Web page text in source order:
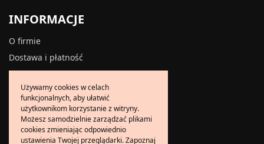
INFORMACJE
O firmie
Dostawa i płatność
Zwroty i reklamacje
Polityka prywatności
Polityka cookies
Regulamin
Używamy cookies w celach
funkcjonalnych, aby ułatwić
użytkownikom korzystanie z witryny.
Możesz samodzielnie zarządzać plikami
cookies zmieniając odpowiednio
ustawienia Twojej przeglądarki. Zapoznaj